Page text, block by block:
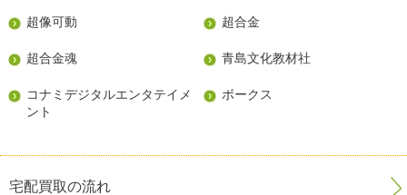
超像可動 超合金
超合金魂 青島文化教材社
コナミデジタルエンタテイメ
ント
ボークス
宅配買取の流れ